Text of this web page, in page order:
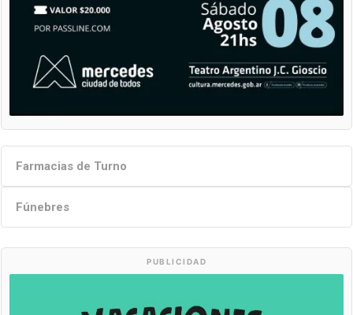
Farmacias de Turno
Fúnebres
PUBLICIDAD